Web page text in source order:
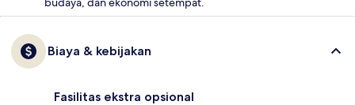
Biaya & kebijakan
Fasilitas ekstra opsional